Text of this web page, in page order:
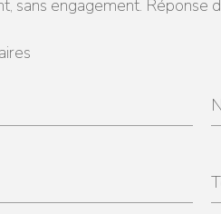
sans engagement. Réponse